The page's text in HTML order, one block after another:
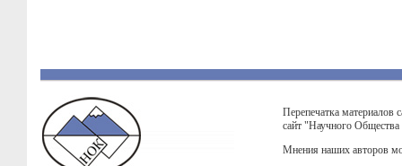
Перепечатка материалов
сайт "Научного
Мнения наших авторов